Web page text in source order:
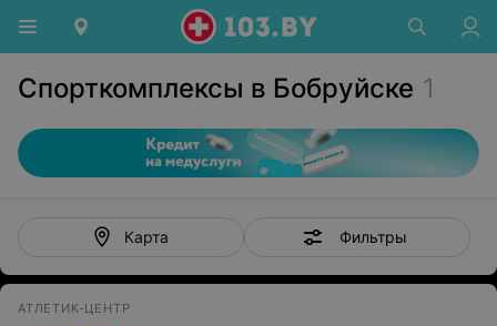
Спорткомплексы в Бобруйске 1
Карта Фильтры
АТЛЕТИК-ЦЕНТР